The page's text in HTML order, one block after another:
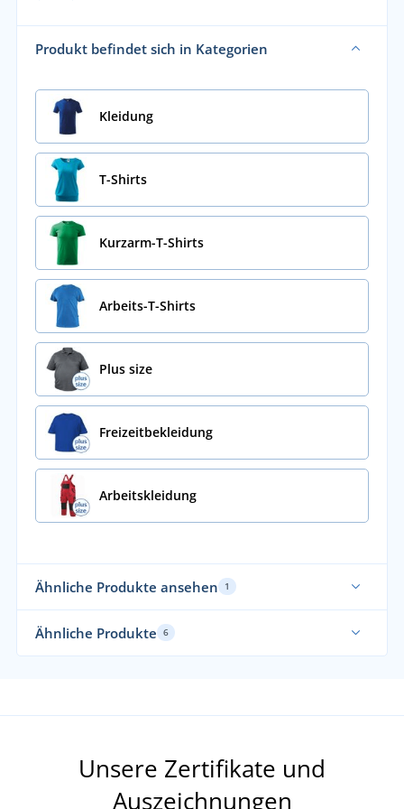
Produkt befindet sich in Kategorien
Kleidung
T-Shirts
Kurzarm-T-Shirts
Arbeits-T-Shirts
Plus size
Freizeitbekleidung
Arbeitskleidung
Ähnliche Produkte ansehen 1
Ähnliche Produkte 6
Unsere Zertifikate und
Auszeichnungen